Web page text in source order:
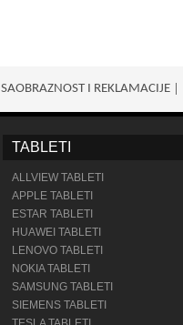
SAOBRAZNOST I REKLAMACIJE
TABLETI
ALLVIEW TABLETI
APPLE TABLETI
ESTAR TABLETI
HUAWEI TABLETI
LENOVO TABLETI
NOKIA TABLETI
SAMSUNG TABLETI
SIEMENS TABLETI